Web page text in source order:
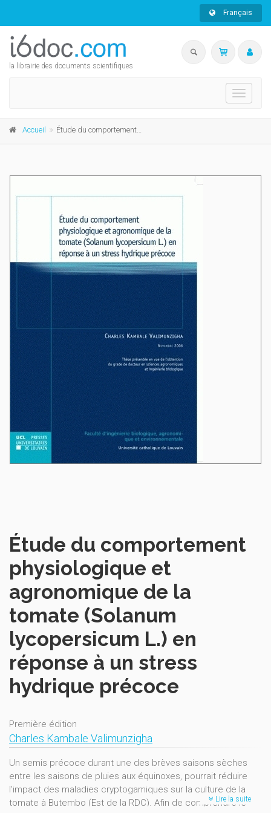
Français
la librairie des documents scientifiques
Toggle
Accueil Étude du comportement physiologique et agronomique de la tomate (Solanum lycopersicum L.) en réponse à un stress hydrique précoce
Étude du comportement
physiologique et
agronomique de la
tomate (Solanum
lycopersicum L.) en
réponse à un stress
hydrique précoce
Première édition
Charles Kambale Valimunzigha
Un semis précoce durant une des brèves saisons sèches
entre les saisons de pluies aux équinoxes, pourrait réduire
l’impact des maladies cryptogamiques sur la culture de la
tomate à Butembo (Est de la RDC). Afin de comprendre le
Lire la suite